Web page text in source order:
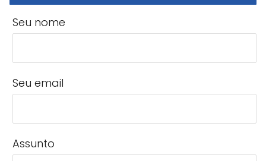
Seu nome
Seu email
Assunto